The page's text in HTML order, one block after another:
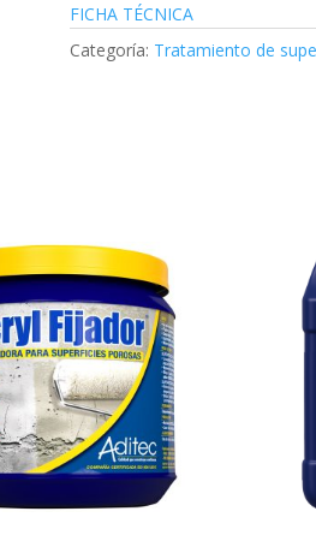
FICHA TÉCNICA
Categoría: Tratamiento de